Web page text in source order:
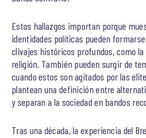
Estos hallazgos importan porque
identidades políticas pueden
clivajes históricos profundos, como la
religión. También pueden surgir de
cuando estos son agitados por las
plantean una definición entre
y separan a la sociedad en bandos
Tras una década, la experiencia del